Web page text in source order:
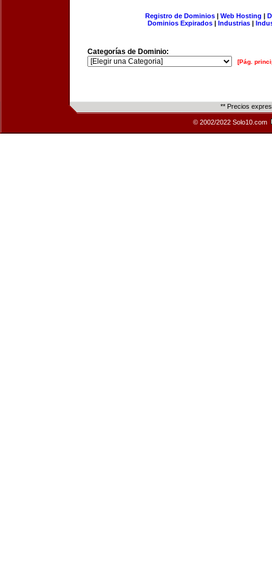
Registro de Dominios| Web Hosting |
Dominios Expirados | Industrias |
Categorías de Dominio:
[Pág.
** Precios
© 2002/2022 Solo10.com